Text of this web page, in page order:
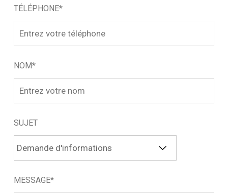
TÉLÉPHONE*
NOM*
SUJET
MESSAGE*